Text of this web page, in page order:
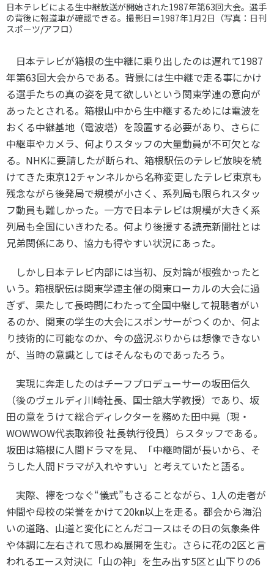
日本テレビによる生中継放送が開始された1987年第63回大会。選手
の背後に報道車が確認できる。撮影日＝1987年1月2日（写真：日刊
スポーツ/アフロ）
日本テレビが箱根の生中継に乗り出したのは遅れて1987
年第63回大会からである。背景には生中継で走る事にかけ
る選手たちの真の姿を見て欲しいという関東学連の意向が
あったとされる。箱根山中から生中継するためには電波を
おくる中継基地（電波塔）を設置する必要があり、さらに
中継車やカメラ、何よりスタッフの大量動員が不可欠とな
る。 NHKに要請したが断られ、箱根駅伝のテレビ放映を続
けてきた東京12チャンネルから名称変更したテレビ東京も
残念ながら後発局で規模が小さく、系列局も限られスタッ
フ動員も難しかった。一方で日本テレビは規模が大きく系
列局も全国にいきわたる。何より後援する読売新聞社とは
兄弟関係にあり、協力も得やすい状況にあった。
しかし日本テレビ内部には当初、反対論が根強かったと
いう。箱根駅伝は関東学連主催の関東ローカルの大会に過
ぎず、果たして長時間にわたって全国中継して視聴者がい
るのか、関東の学生の大会にスポンサーがつくのか、何よ
り技術的に可能なのか、今の盛況ぶりからは想像できない
が、当時の意識としてはそんなものであったろう。
実現に奔走したのはチーフプロデューサーの坂田信久
（後のヴェルディ川崎社長、国士舘大学教授）であり、坂
田の意をうけて総合ディレクターを務めた田中晃（現・
WOWWOW代表取締役 社長執行役員）らスタッフである。
坂田は箱根に人間ドラマを見、「中継時間が長いから、そ
うした人間ドラマが入れやすい」と考えていたと語る。
実際、襷をつなぐ“儀式”もさることながら、 1人の走者が
仲間や母校の栄誉をかけて20㎞以上を走る。都会から海沿
いの道路、山道と変化にとんだコースはその日の気象条件
や体調に左右されて思わぬ展開を生む。さらに花の2区と言
われるエース対決に「山の神」を生み出す5区と山下りの6